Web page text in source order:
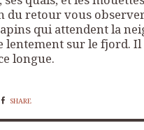
du retour vous
qui attendent la
lentement sur le fjord. Il
longue.
SHARE